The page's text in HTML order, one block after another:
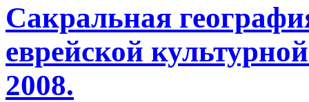
Сакральная
еврейской
2008.